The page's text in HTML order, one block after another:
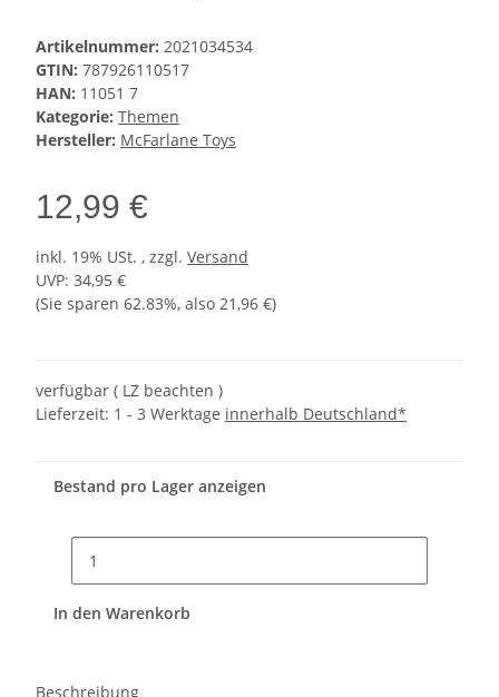
Artikelnummer: 2021034534
GTIN: 787926110517
HAN: 11051 7
Kategorie: Themen
Hersteller: McFarlane Toys
12,99 €
inkl. 19% USt. , zzgl. Versand
UVP: 34,95 €
(Sie sparen 62.83%, also 21,96 €)
verfügbar ( LZ beachten )
Lieferzeit: 1 - 3 Werktage innerhalb Deutschland*
Bestand pro Lager anzeigen
In den Warenkorb
Beschreibung